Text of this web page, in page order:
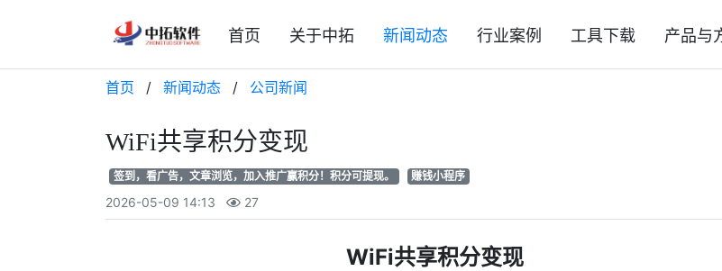
首页 关于中拓 新闻动态 行业案例 工具下载 产品与
首页 / 新闻动态 / 公司新闻
WiFi共享积分变现
签到，看广告，文章浏览，加入推广赢积分！积分可提现。 赚钱小程序
2026-05-09 14:13 27
WiFi共享积分变现